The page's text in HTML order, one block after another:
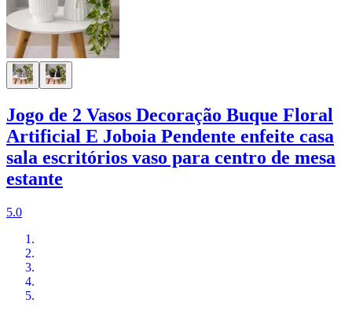
Jogo de 2 Vasos Decoração Buque Floral
Artificial E Joboia Pendente enfeite casa
sala escritórios vaso para centro de mesa
estante
5.0